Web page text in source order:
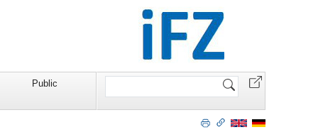
Public
Website